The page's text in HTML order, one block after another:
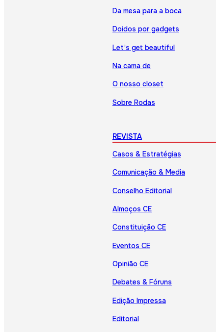
Da mesa para a boca
Doidos por gadgets
Let’s get beautiful
Na cama de
O nosso closet
Sobre Rodas
REVISTA
Casos & Estratégias
Comunicação & Media
Conselho Editorial
Almoços CE
Constituição CE
Eventos CE
Opinião CE
Debates & Fóruns
Edição Impressa
Editorial